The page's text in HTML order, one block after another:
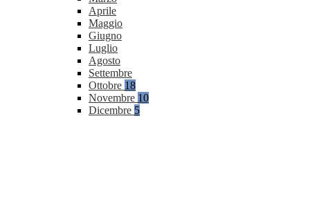
Aprile
Maggio
Giugno
Luglio
Agosto
Settembre
Ottobre 18
Novembre 10
Dicembre 5